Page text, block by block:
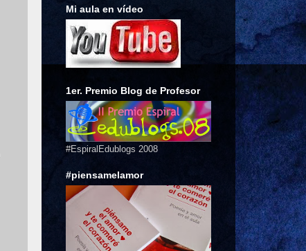
Mi aula en vídeo
1er. Premio Blog de Profesor
#EspiralEdublogs 2008
#piensamelamor